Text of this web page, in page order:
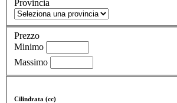
Provincia
Prezzo
Minimo
Massimo
Cilindrata (cc)